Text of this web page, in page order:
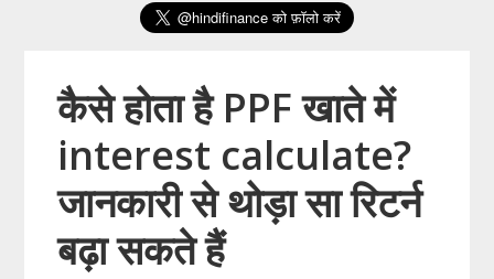
कैसे होता है PPF खाते में
interest calculate?
जानकारी से थोड़ा सा रिटर्न
बढ़ा सकते हैं